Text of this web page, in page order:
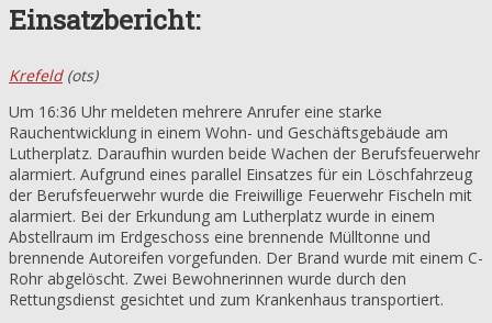
Einsatzbericht:
Krefeld(ots)
Um 16:36 Uhr meldeten mehrere Anrufer eine starke
Rauchentwicklung in einem Wohn- und Geschäftsgebäude am
Lutherplatz. Daraufhin wurden beide Wachen der Berufsfeuerwehr
alarmiert. Aufgrund eines parallel Einsatzes für ein Löschfahrzeug
der Berufsfeuerwehr wurde die Freiwillige Feuerwehr Fischeln mit
alarmiert. Bei der Erkundung am Lutherplatz wurde in einem
Abstellraum im Erdgeschoss eine brennende Mülltonne und
brennende Autoreifen vorgefunden. Der Brand wurde mit einem C-
Rohr abgelöscht. Zwei Bewohnerinnen wurde durch den
Rettungsdienst gesichtet und zum Krankenhaus transportiert.